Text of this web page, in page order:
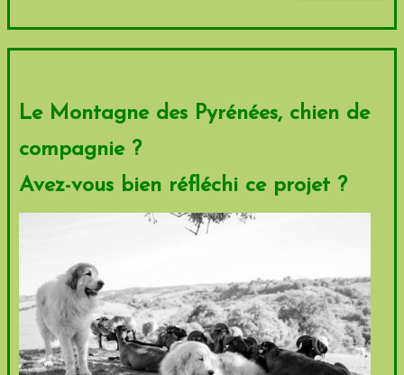
Le Montagne des Pyrénées, chien de
compagnie ?
Avez-vous bien réfléchi ce projet ?